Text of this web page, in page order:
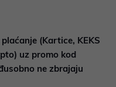
(Kartice, KEKS
uz promo kod
ne zbrajaju